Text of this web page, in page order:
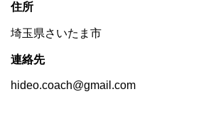
住所
埼玉県さいたま市
連絡先
hideo.coach@gmail.com